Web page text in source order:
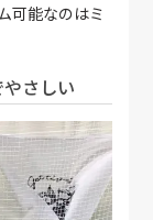
可能なのはミ
さしい